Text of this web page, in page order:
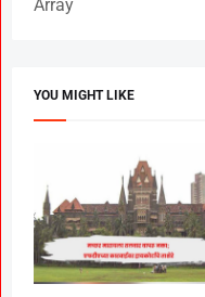
Array
YOU MIGHT LIKE